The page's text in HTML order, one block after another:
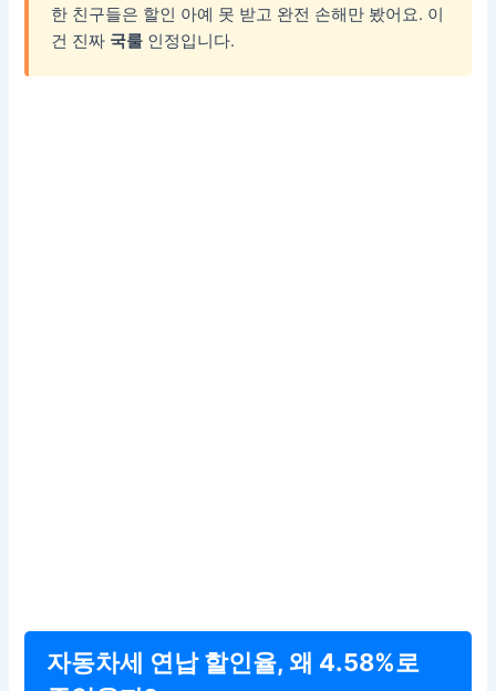
한 친구들은 할인 아예 못 받고 완전 손해만 봤어요. 이
건 진짜 국룰 인정입니다.
자동차세 연납 할인율, 왜 4.58%로